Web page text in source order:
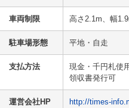
車両制限 高さ2.1m、幅
駐車場形態 平地・自走
支払方法
現金・千円札使
領収書発行可
運営会社HP http://times-